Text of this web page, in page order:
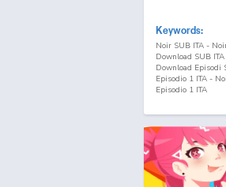
Keywords:
Noir SUB ITA -
Download SUB
Download Episodi
Episodio 1 ITA -
Episodio 1 ITA